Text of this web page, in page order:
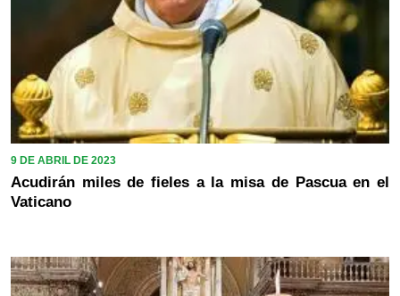
9 DE ABRIL DE 2023
Acudirán miles de fieles a la misa de Pascua en el
Vaticano